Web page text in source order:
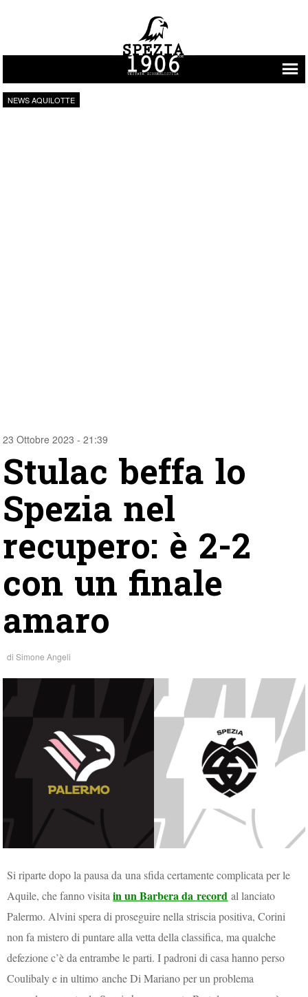
Vai al contenuto
NEWS AQUILOTTE
23 Ottobre 2023 - 21:39
Stulac beffa lo
Spezia nel
recupero: è 2-2
con un finale
amaro
diSimone Angeli
Si riparte dopo la pausa da una sfida certamente complicata per le
Aquile, che fanno visitain un Barbera darecord al lanciato
Palermo. Alvini spera di proseguire nella striscia positiva, Corini
non fa mistero di puntare alla vetta della classifica, ma qualche
defezione c’è da entrambe le parti. I padroni di casa hanno perso
Coulibaly e in ultimo anche Di Mariano per un problema